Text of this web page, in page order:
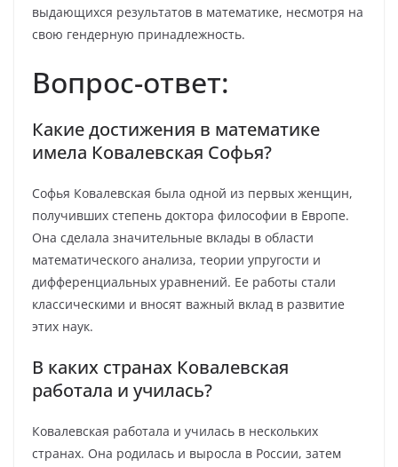
выдающихся результатов в математике, несмотря на
свою гендерную принадлежность.
Вопрос-ответ:
Какие достижения в математике
имела Ковалевская Софья?
Софья Ковалевская была одной из первых женщин,
получивших степень доктора философии в Европе.
Она сделала значительные вклады в области
математического анализа, теории упругости и
дифференциальных уравнений. Ее работы стали
классическими и вносят важный вклад в развитие
этих наук.
В каких странах Ковалевская
работала и училась?
Ковалевская работала и училась в нескольких
странах. Она родилась и выросла в России, затем